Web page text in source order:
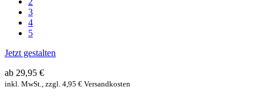
3
4
5
Jetzt gestalten
ab 29,95 €
inkl. MwSt., zzgl. 4,95 € Versandkosten